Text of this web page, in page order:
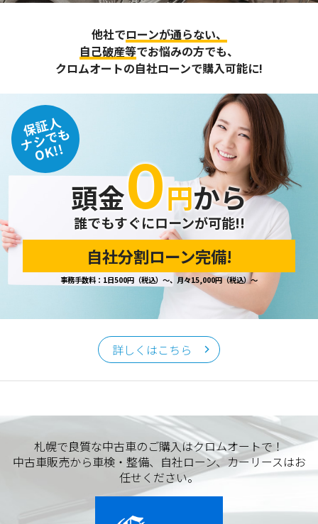
他社でローンが通らない、
自己破産等でお悩みの方でも、
クロムオートの自社ローンで購入可能に!
保証人
ナシでも
OK!!
頭金０円から
誰でもすぐにローンが可能!!
自社分割ローン完備!
事務手数料：1日500円（税込）～、月々15,000円（税込）～
詳しくはこちら
札幌で良質な中古車のご購入はクロムオートで！
中古車販売から車検・整備、自社ローン、カーリースはお
任せください。